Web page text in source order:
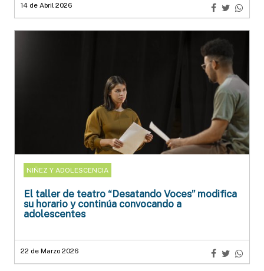
14 de Abril 2026
NIÑEZ Y ADOLESCENCIA
El taller de teatro “Desatando Voces” modifica
su horario y continúa convocando a
adolescentes
22 de Marzo 2026